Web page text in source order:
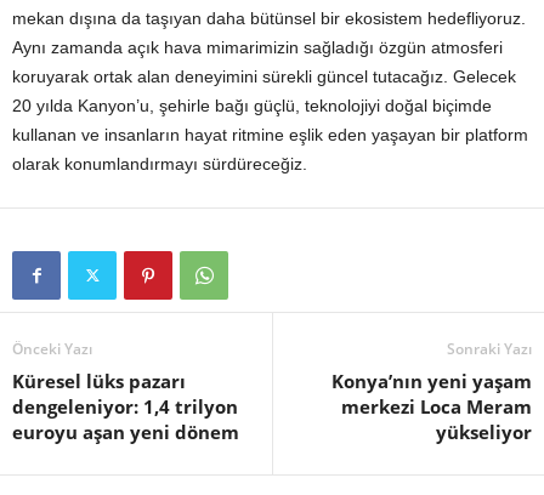
mekan dışına da taşıyan daha bütünsel bir ekosistem hedefliyoruz.
Aynı zamanda açık hava mimarimizin sağladığı özgün atmosferi
koruyarak ortak alan deneyimini sürekli güncel tutacağız. Gelecek
20 yılda Kanyon’u, şehirle bağı güçlü, teknolojiyi doğal biçimde
kullanan ve insanların hayat ritmine eşlik eden yaşayan bir platform
olarak konumlandırmayı sürdüreceğiz.
Önceki Yazı
Küresel lüks pazarı
dengeleniyor: 1,4 trilyon
euroyu aşan yeni dönem
Sonraki Yazı
Konya’nın yeni yaşam
merkezi Loca Meram
yükseliyor